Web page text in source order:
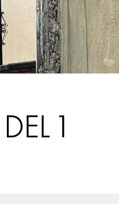
OM COOKIES
HANTERA PREFERENSER
1